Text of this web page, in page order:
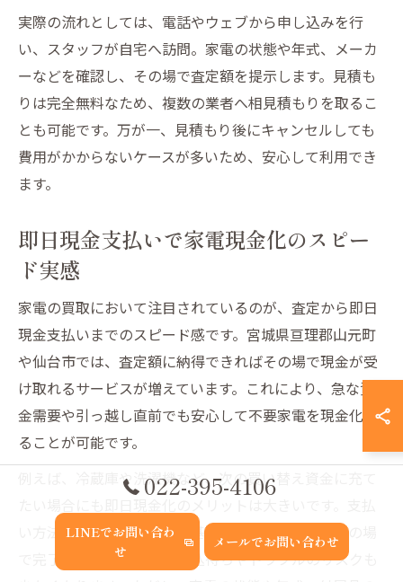
実際の流れとしては、電話やウェブから申し込みを行
い、スタッフが自宅へ訪問。家電の状態や年式、メーカ
ーなどを確認し、その場で査定額を提示します。見積も
りは完全無料なため、複数の業者へ相見積もりを取るこ
とも可能です。万が一、見積もり後にキャンセルしても
費用がかからないケースが多いため、安心して利用でき
ます。
即日現金支払いで家電現金化のスピー
ド実感
家電の買取において注目されているのが、査定から即日
現金支払いまでのスピード感です。宮城県亘理郡山元町
や仙台市では、査定額に納得できればその場で現金が受
け取れるサービスが増えています。これにより、急な資
金需要や引っ越し直前でも安心して不要家電を現金化す
ることが可能です。
例えば、冷蔵庫や洗濯機など、次の買い替え資金に充て
い方法は現地での手渡しが基本で、書類手続きもその場
で完了するため、後日の振込待ちやトラブルのリスクも
022-395-4106
LINEでお問い合わ
せ
メールでお問い合わせ